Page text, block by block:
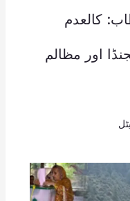
کالعدم
اور مظالم